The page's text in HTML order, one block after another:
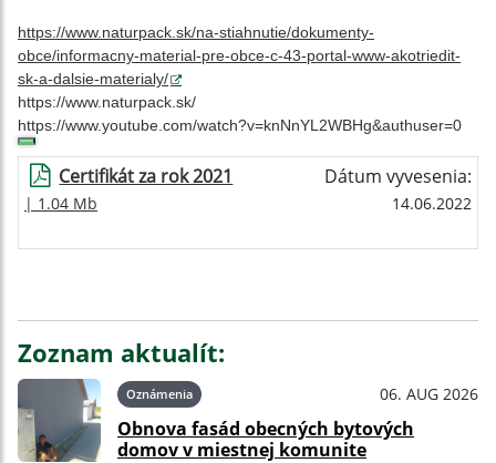
https://www.naturpack.sk/na-stiahnutie/dokumenty-
obce/informacny-material-pre-obce-c-43-portal-www-akotriedit-
sk-a-dalsie-materialy/
https://www.naturpack.sk/
https://www.youtube.com/watch?v=knNnYL2WBHg&authuser=0
Certifikát za rok 2021
| 1.04 Mb
Dátum vyvesenia:
14.06.2022
Zoznam aktualít:
Oznámenia 06. AUG 2026
Obnova fasád obecných bytových
domov v miestnej komunite